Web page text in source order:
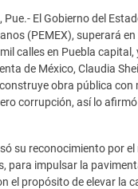
Pue.- El Gobierno del
(PEMEX), superará en
calles en Puebla capital,
de México, Claudia
obra pública con
corrupción, así lo
su reconocimiento por el
para impulsar la
el propósito de elevar la